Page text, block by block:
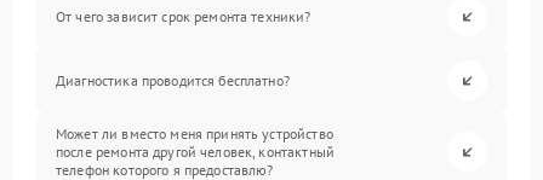
От чего зависит срок ремонта техники?
Диагностика проводится бесплатно?
Может ли вместо меня принять устройство
после ремонта другой человек, контактный
телефон которого я предоставлю?